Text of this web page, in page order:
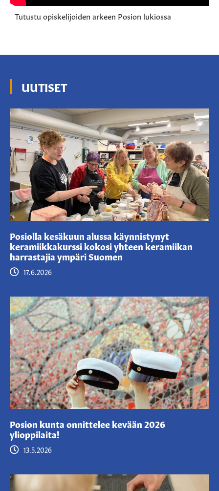
Tutustu opiskelijoiden arkeen Posion lukiossa
UUTISET
17.6.2026
Posiolla kesäkuun alussa käynnistynyt
keramiikkakurssi kokosi yhteen keramiikan
harrastajia ympäri Suomen
13.5.2026
Posion kunta onnittelee kevään 2026
ylioppilaita!